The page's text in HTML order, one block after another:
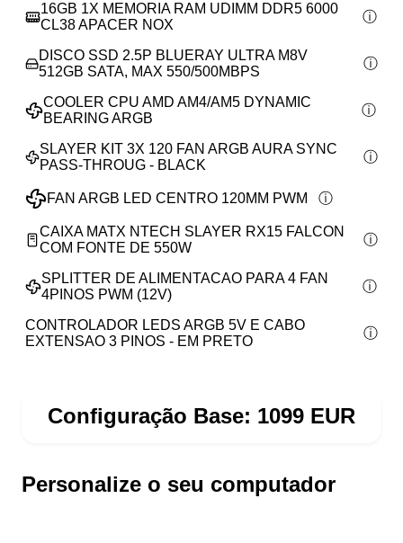
16GB 1X MEMORIA RAM UDIMM DDR5 6000
CL38 APACER NOX
DISCO SSD 2.5P BLUERAY ULTRA M8V
512GB SATA, MAX 550/500MBPS
COOLER CPU AMD AM4/AM5 DYNAMIC
BEARING ARGB
SLAYER KIT 3X 120 FAN ARGB AURA SYNC
PASS-THROUG - BLACK
FAN ARGB LED CENTRO 120MM PWM
CAIXA MATX NTECH SLAYER RX15 FALCON
COM FONTE DE 550W
SPLITTER DE ALIMENTACAO PARA 4 FAN
4PINOS PWM (12V)
CONTROLADOR LEDS ARGB 5V E CABO
EXTENSAO 3 PINOS - EM PRETO
Configuração Base: 1099 EUR
Personalize o seu computador